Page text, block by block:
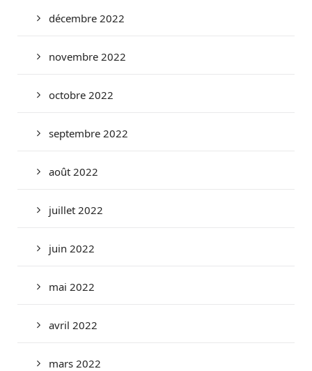
décembre 2022
novembre 2022
octobre 2022
septembre 2022
août 2022
juillet 2022
juin 2022
mai 2022
avril 2022
mars 2022